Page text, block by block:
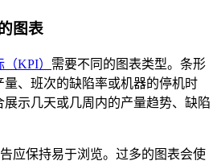
图表
KPI） 需要不同的图表类型。条形
量、班次的缺陷率或机器的停机时
示几天或几周内的产量趋势、缺陷
应保持易于浏览。过多的图表会使